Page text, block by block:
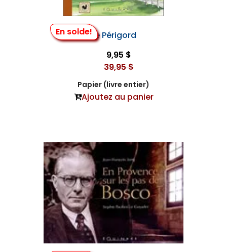
En solde!Le Périgord
9,95 $
39,95 $
Papier (livre entier)
Ajoutez au panier